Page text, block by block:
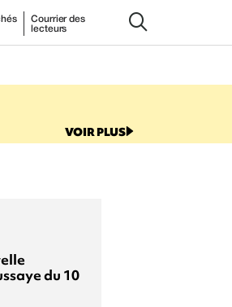
Courrier des
lecteurs
VOIR PLUS
du 10